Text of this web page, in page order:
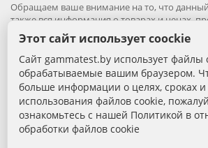
Обращаем ваше внимание на то, что
также вся информация о товарах и ценах,
нём, носит исключительно
каких условиях не является публичной
Вся информация на сайте – собственность
gammatest.by. Все права защищены.
Публикация информации с сайта без
правообладателя запрена.
Контактная информация:
Этот сайт использует coockie
Сайт gammatest.by использует файлы
обрабатываемые вашим браузером.
больше информации о целях, сроках и
использования файлов cookie,
ознакомьтесь с нашей Политикой в
обработки файлов cookie